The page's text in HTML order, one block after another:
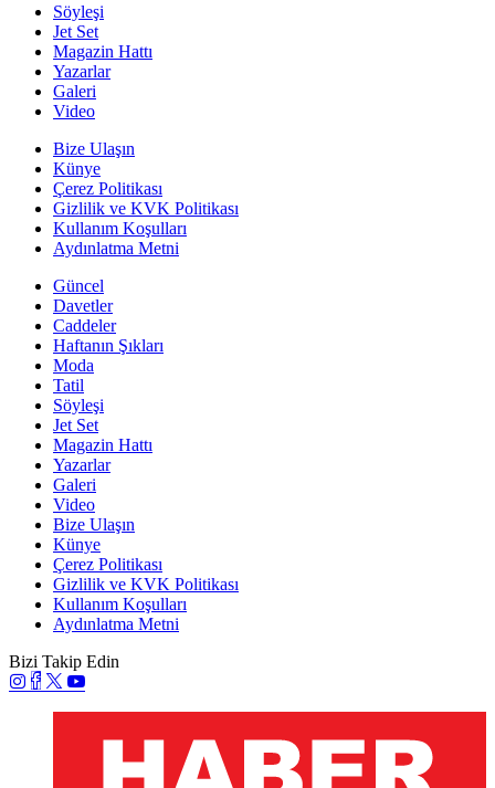
Söyleşi
Jet Set
Magazin Hattı
Yazarlar
Galeri
Video
Bize Ulaşın
Künye
Çerez Politikası
Gizlilik ve KVK Politikası
Kullanım Koşulları
Aydınlatma Metni
Güncel
Davetler
Caddeler
Haftanın Şıkları
Moda
Tatil
Söyleşi
Jet Set
Magazin Hattı
Yazarlar
Galeri
Video
Bize Ulaşın
Künye
Çerez Politikası
Gizlilik ve KVK Politikası
Kullanım Koşulları
Aydınlatma Metni
Bizi Takip Edin